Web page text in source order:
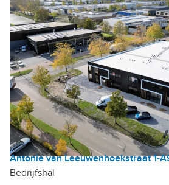
Antonie van Leeuwenhoekstraat 1-
Bedrijfshal